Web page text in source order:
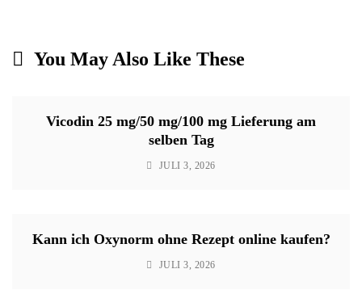
You May Also Like These
Vicodin 25 mg/50 mg/100 mg Lieferung am
selben Tag
JULI 3, 2026
Kann ich Oxynorm ohne Rezept online kaufen?
JULI 3, 2026